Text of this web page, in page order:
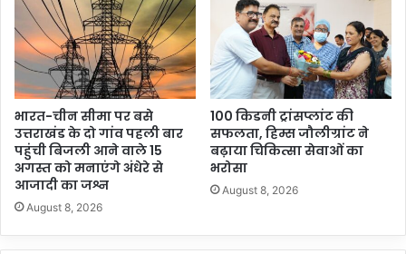
भारत-चीन सीमा पर बसे
उत्तराखंड के दो गांव पहली बार
पहुंची बिजली आने वाले 15
अगस्त को मनाएंगे अंधेरे से
आजादी का जश्न
August 8, 2026
100 किडनी ट्रांसप्लांट की
सफलता, हिम्स जौलीग्रांट ने
बढ़ाया चिकित्सा सेवाओं का
भरोसा
August 8, 2026